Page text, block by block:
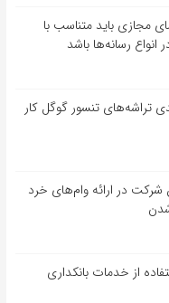
مجازی باید متناسب با
رسانه‌ها باشد
تراشه‌های تنسور گوگل کار
شرکت در ارائه وام‌های خرد
از خدمات بانکداری